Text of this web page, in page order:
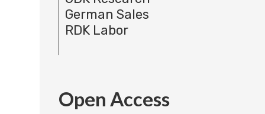
German Sales
RDK Labor
Open Access